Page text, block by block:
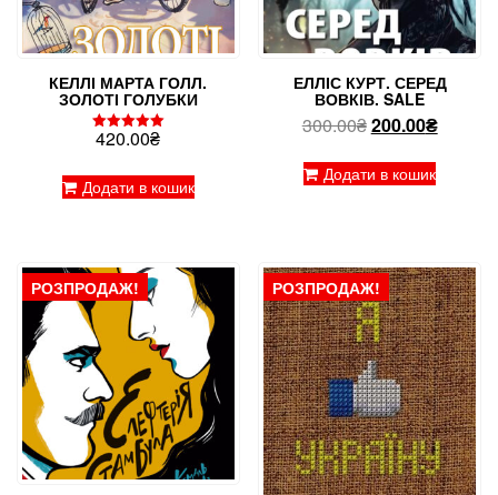
КЕЛЛІ МАРТА ГОЛЛ.
ЗОЛОТІ ГОЛУБКИ
Оцінено в
420.00₴
Додати в кошик
ЕЛЛІС КУРТ. СЕРЕД
ВОВКІВ. SALE
300.00₴Оригінальна
300.00₴.
200.00₴
Додати в кошик
РОЗПРОДАЖ! РОЗПРОДАЖ!